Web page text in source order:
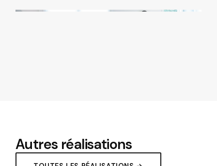
Autres réalisations